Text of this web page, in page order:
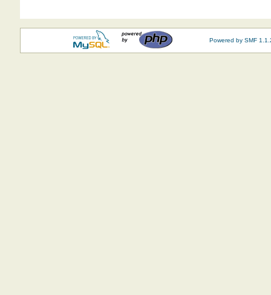
Powered by SMF